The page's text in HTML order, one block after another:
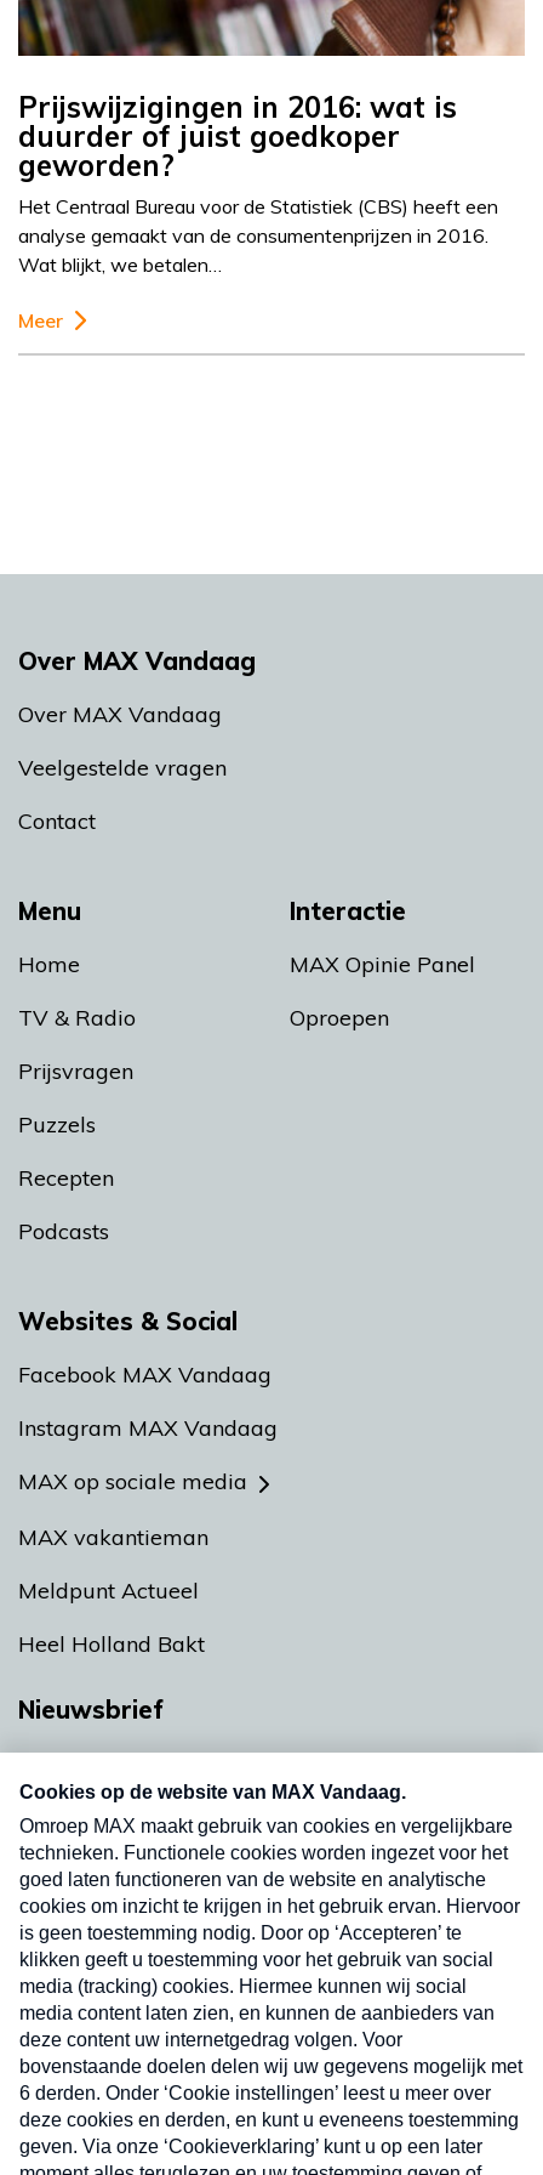
Prijswijzigingen in 2016: wat is
duurder of juist goedkoper
geworden?
Het Centraal Bureau voor de Statistiek (CBS) heeft een
analyse gemaakt van de consumentenprijzen in 2016.
Wat blijkt, we betalen…
Meer
Menu
Home
TV & Radio
Prijsvragen
Puzzels
Recepten
Podcasts
Interactie
MAX Opinie Panel
Oproepen
Over MAX Vandaag
Over MAX Vandaag
Veelgestelde vragen
Contact
Websites & Social
Facebook MAX Vandaag
Instagram MAX Vandaag
MAX op sociale media
MAX vakantieman
Meldpunt Actueel
Heel Holland Bakt
Nieuwsbrief
Neem hier een gratis abonnement op onze
nieuwsbrief. Elke vrijdag- en dinsdagochtend in
uw mailbox.
Verzend
Nieuwsbrief
Neem hier een gratis abonnement op onze